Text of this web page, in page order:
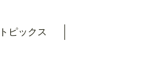
トピックス